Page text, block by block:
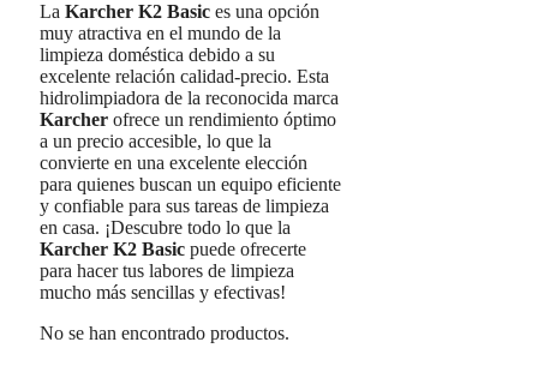
La Karcher K2 Basic es una opción
muy atractiva en el mundo de la
limpieza doméstica debido a su
excelente relación calidad-precio. Esta
hidrolimpiadora de la reconocida marca
Karcher ofrece un rendimiento óptimo
a un precio accesible, lo que la
convierte en una excelente elección
para quienes buscan un equipo eficiente
y confiable para sus tareas de limpieza
en casa. ¡Descubre todo lo que la
Karcher K2 Basic puede ofrecerte
para hacer tus labores de limpieza
mucho más sencillas y efectivas!
No se han encontrado productos.